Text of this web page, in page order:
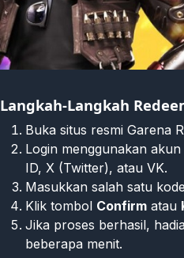
Langkah-Langkah
Buka situs resmi Garena
Login menggunakan
ID, X (Twitter), atau VK.
Masukkan salah satu
Klik tombol Confirm atau
Jika proses berhasil,
beberapa menit.